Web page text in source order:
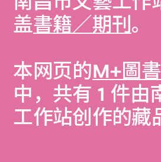
盖書籍／期刊 。
本网页的M+圖
中，共有 1 件由
工作站创作的藏